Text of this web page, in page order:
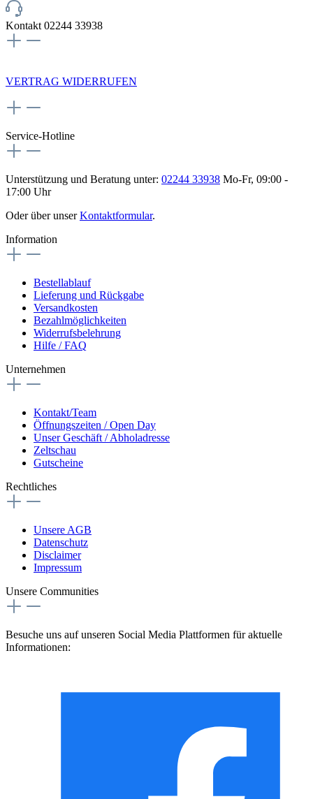
Kontakt 02244 33938
VERTRAG WIDERRUFEN
Service-Hotline
Unterstützung und Beratung unter: 02244 33938 Mo-Fr, 09:00 -
17:00 Uhr
Oder über unserKontaktformular.
Information
Bestellablauf
Lieferung und Rückgabe
Versandkosten
Bezahlmöglichkeiten
Widerrufsbelehrung
Hilfe / FAQ
Unternehmen
Kontakt/Team
Öffnungszeiten / Open Day
Unser Geschäft / Abholadresse
Zeltschau
Gutscheine
Rechtliches
Unsere AGB
Datenschutz
Disclaimer
Impressum
Unsere Communities
Besuche uns auf unseren Social Media Plattformen für aktuelle
Informationen: